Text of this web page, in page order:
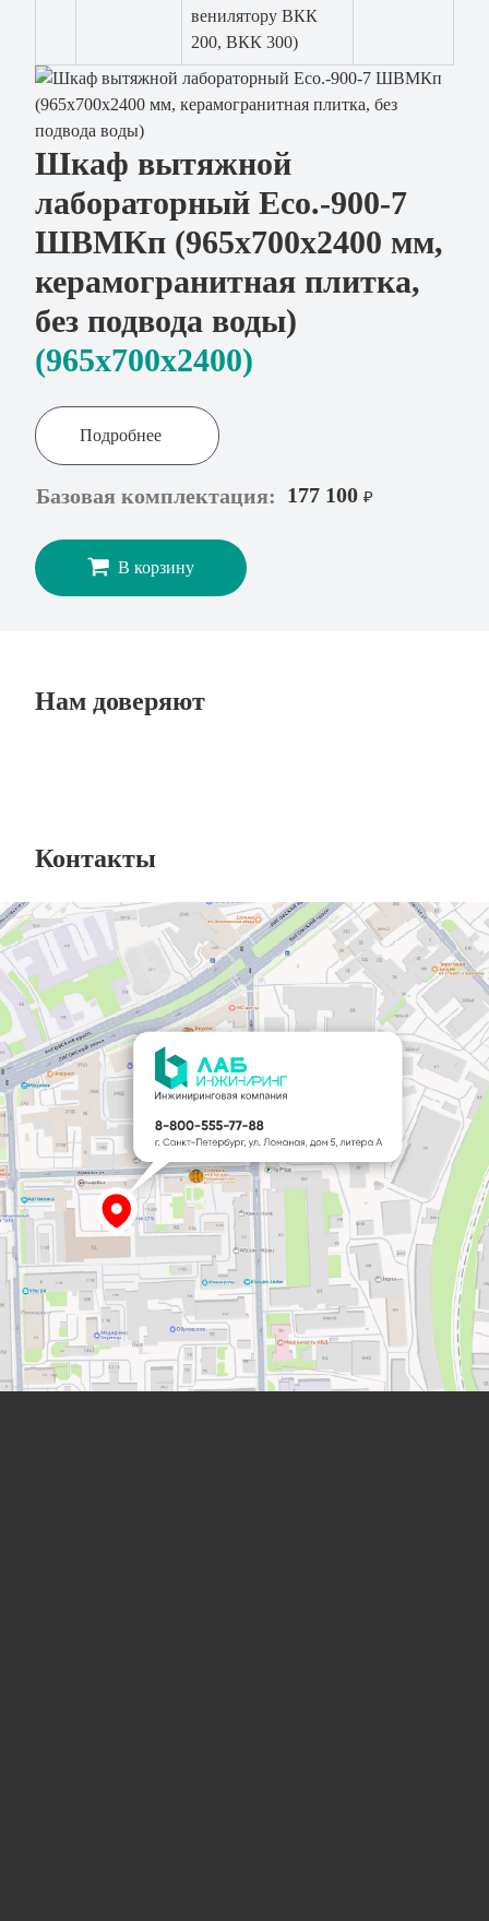
Шкаф вытяжной
лабораторный Eco.-900-7
ШВМКп (965х700х2400 мм,
керамогранитная плитка,
без подвода воды)
(965x700х2400)
Подробнее
Базовая комплектация: 177 100 ₽
В корзину
венилятору ВКК
200, ВКК 300)
Нам доверяют
Контакты